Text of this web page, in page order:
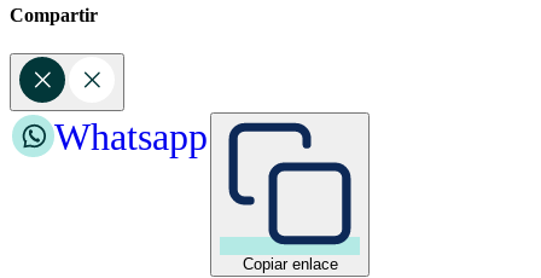
Compartir
Copiar enlace
Whatsapp